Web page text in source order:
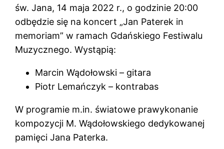
św. Jana, 14 maja 2022 r., o godzinie 20:00
odbędzie się na koncert „Jan Paterek in
memoriam” w ramach Gdańskiego Festiwalu
Muzycznego. Wystąpią:
Marcin Wądołowski – gitara
Piotr Lemańczyk – kontrabas
W programie m.in. światowe prawykonanie
kompozycji M. Wądołowskiego dedykowanej
pamięci Jana Paterka.